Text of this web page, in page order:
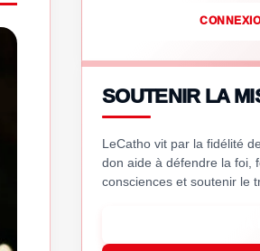
SOUTENIR LA
LeCatho vit par la fidélité
don aide à défendre la foi,
consciences et soutenir le